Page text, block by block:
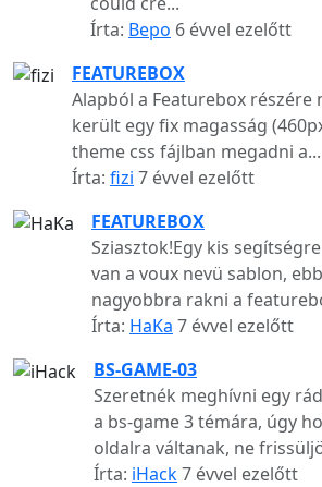
Írta: Bepo 6 évvel ezelőtt
FEATUREBOX
Alapból a Featurebox részére
került egy fix magasság
theme css fájlban megadni a...
Írta: fizi 7 évvel ezelőtt
FEATUREBOX
Sziasztok!Egy kis
van a voux nevü sablon,
nagyobbra rakni a
Írta: HaKa 7 évvel ezelőtt
BS-GAME-03
Szeretnék meghívni egy
a bs-game 3 témára, úgy
oldalra váltanak, ne
Írta: iHack7 évvel ezelőtt